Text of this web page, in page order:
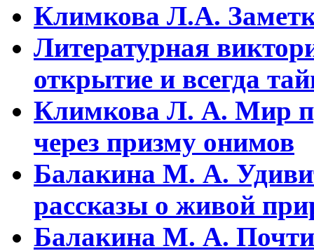
Климкова Л.А.
Литературная
открытие и всегда
Климкова Л. А. Мир
через призму онимов
Балакина М. А.
рассказы о живой
Балакина М. А. Почти